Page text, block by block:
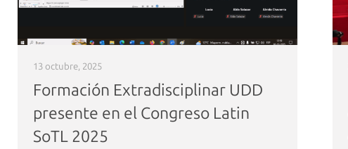
13 octubre, 2025
Formación Extradisciplinar UDD
presente en el Congreso Latin
SoTL 2025